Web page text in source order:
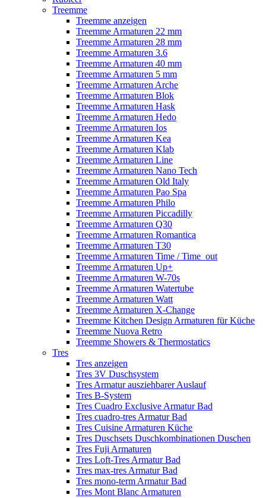
Treemme
Treemme anzeigen
Treemme Armaturen 22 mm
Treemme Armaturen 28 mm
Treemme Armaturen 3.6
Treemme Armaturen 40 mm
Treemme Armaturen 5 mm
Treemme Armaturen Arche
Treemme Armaturen Blok
Treemme Armaturen Hask
Treemme Armaturen Hedo
Treemme Armaturen Ios
Treemme Armaturen Kea
Treemme Armaturen Klab
Treemme Armaturen Line
Treemme Armaturen Nano Tech
Treemme Armaturen Old Italy
Treemme Armaturen Pao Spa
Treemme Armaturen Philo
Treemme Armaturen Piccadilly
Treemme Armaturen Q30
Treemme Armaturen Romantica
Treemme Armaturen T30
Treemme Armaturen Time / Time_out
Treemme Armaturen Up+
Treemme Armaturen W-70s
Treemme Armaturen Watertube
Treemme Armaturen Watt
Treemme Armaturen X-Change
Treemme Kitchen Design Armaturen für Küche
Treemme Nuova Retro
Treemme Showers & Thermostatics
Tres
Tres anzeigen
Tres 3V Duschsystem
Tres Armatur ausziehbarer Auslauf
Tres B-System
Tres Cuadro Exclusive Armatur Bad
Tres cuadro-tres Armatur Bad
Tres Cuisine Armaturen Küche
Tres Duschsets Duschkombinationen Duschen
Tres Fuji Armaturen
Tres Loft-Tres Armatur Bad
Tres max-tres Armatur Bad
Tres mono-term Armatur Bad
Tres Mont Blanc Armaturen